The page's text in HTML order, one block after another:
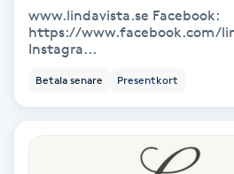
Optiker
Ortobionomi
Ortopedi
www.lindavista.se Facebook:
https://www.facebook.com/
Instagra...
Betala senare Presentkort